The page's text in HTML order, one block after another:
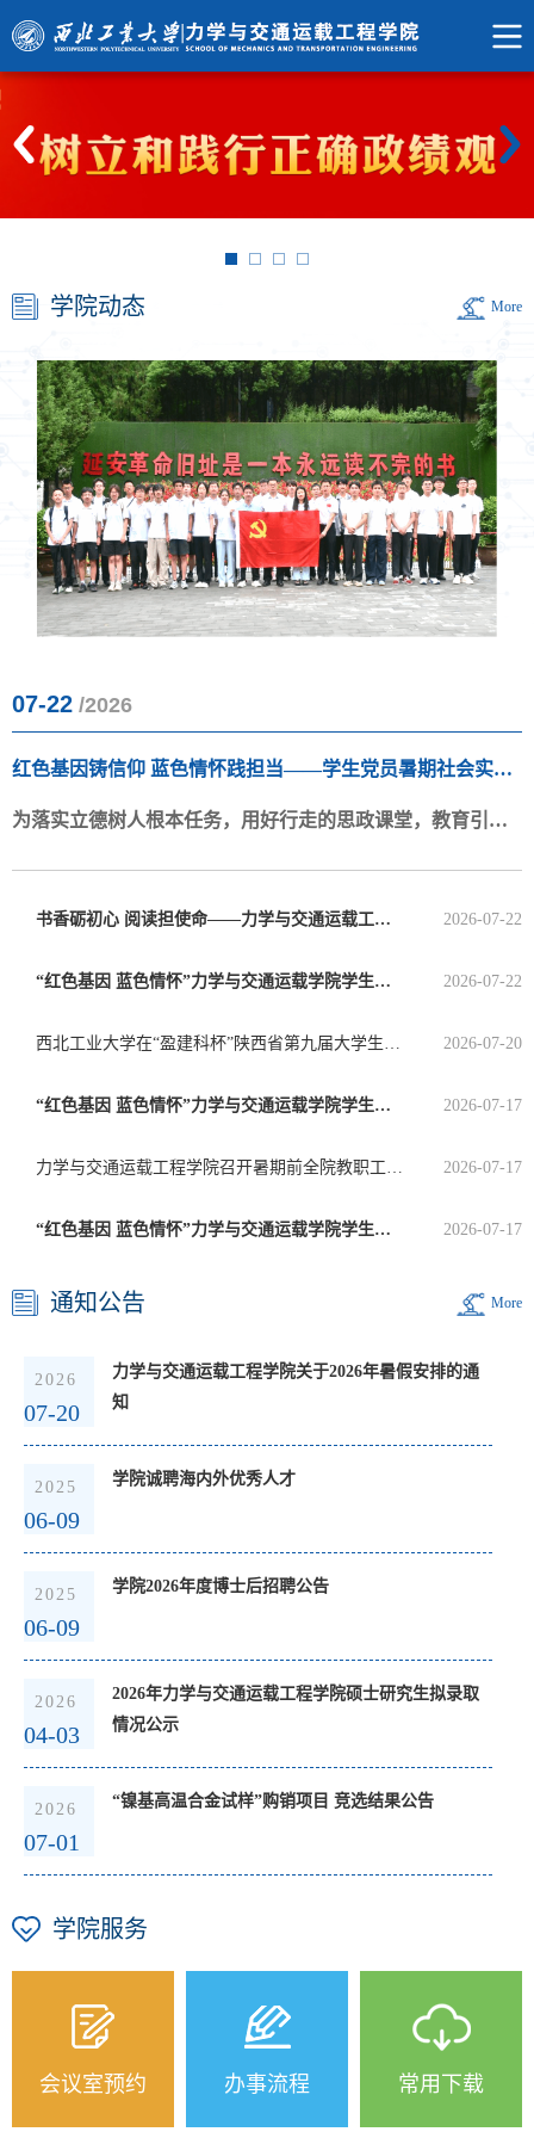
学院动态 More
07-22 /2026
红色基因铸信仰 蓝色情怀践担当——学生党员暑期社会实践
圆满收官
为落实立德树人根本任务，用好行走的思政课堂，教育引导
11日开展了为期六天陕西省内跨...
2026-07-22
书香砺初心 阅读担使命——力学与交通运载工程学院学生党支部“红色读书...
2026-07-22
“红色基因 蓝色情怀”力学与交通运载学院学生党员暑期社会实践纪实（六）
2026-07-20
2026-07-17
“红色基因 蓝色情怀”力学与交通运载学院学生党员暑期社会实践纪实（五）
2026-07-17
2026-07-17
“红色基因 蓝色情怀”力学与交通运载学院学生党员暑期社会实践纪实（四）
通知公告 More
2026
07-20
力学与交通运载工程学院关于2026年暑假安排的通
知
2025
06-09
学院诚聘海内外优秀人才
2025
06-09
学院2026年度博士后招聘公告
2026
04-03
2026年力学与交通运载工程学院硕士研究生拟录取
情况公示
2026
07-01
“镍基高温合金试样”购销项目 竞选结果公告
学院服务
会议室预约 办事流程 常用下载